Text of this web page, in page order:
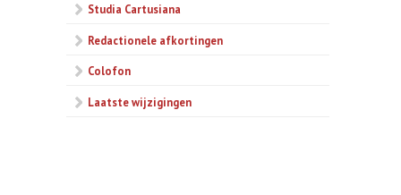
Studia Cartusiana
Redactionele afkortingen
Colofon
Laatste wijzigingen